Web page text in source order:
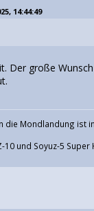
14:44:49
Der große
die Mondlandung
10 und Soyuz-5